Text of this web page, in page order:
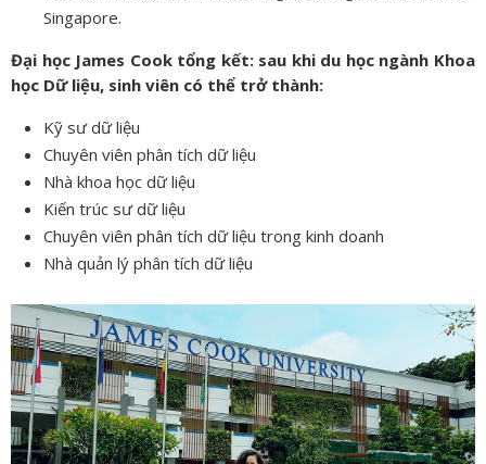
Singapore.
Đại học James Cook tổng kết: sau khi du học ngành Khoa
học Dữ liệu, sinh viên có thể trở thành:
Kỹ sư dữ liệu
Chuyên viên phân tích dữ liệu
Nhà khoa học dữ liệu
Kiến trúc sư dữ liệu
Chuyên viên phân tích dữ liệu trong kinh doanh
Nhà quản lý phân tích dữ liệu